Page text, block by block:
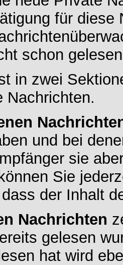
für diese
schon
in zwei
Nachrichten.
und bei
sie
Sie
der Inhalt
Nachrichten
gelesen
hat wird